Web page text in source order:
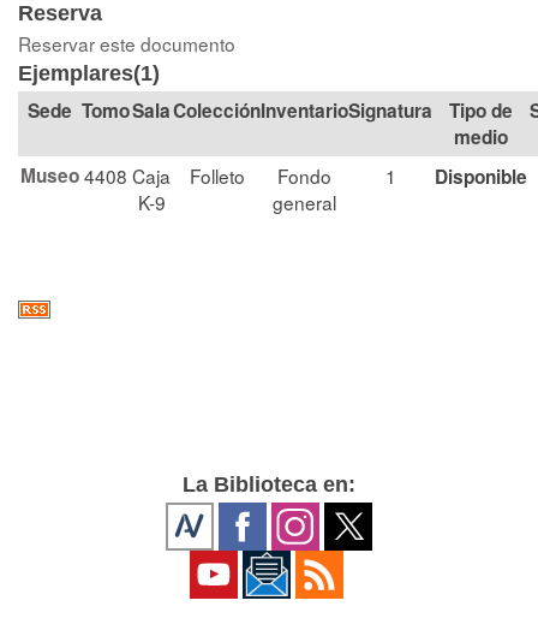
Reserva
Reservar este documento
Ejemplares(1)
TomoSalaColección Signatura
Tipo de
medio
Museo4408 Caja
K-9
Folleto
Fondo
general
1 Disponible
La Biblioteca en: